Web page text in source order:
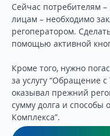
Сейчас потребителям
лицам – необходимо
регоператором.
помощью активной
Кроме того, нужно
за услугу “Обращение
оказывал прежний
сумму долга и способы
Комплекса”.